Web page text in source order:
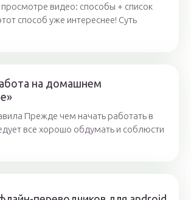
видео: способы + список
способ уже интереснее! Суть
на домашнем
Прежде чем начать работать в
все хорошо обдумать и соблюсти